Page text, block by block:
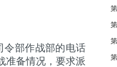
令部作战部的电话
准备情况，要求派